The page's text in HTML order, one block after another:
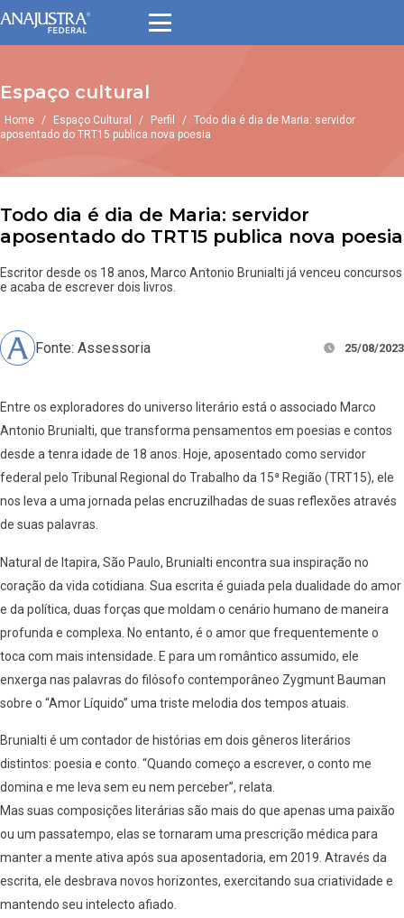
Espaço cultural
Home / Espaço Cultural / Perfil / Todo dia é dia de Maria: servidor
aposentado do TRT15 publica nova poesia
Todo dia é dia de Maria: servidor
aposentado do TRT15 publica nova poesia
Escritor desde os 18 anos, Marco Antonio Brunialti já venceu concursos
e acaba de escrever dois livros.
Fonte: Assessoria 25/08/2023
Entre os exploradores do universo literário está o associado Marco
Antonio Brunialti, que transforma pensamentos em poesias e contos
desde a tenra idade de 18 anos. Hoje, aposentado como servidor
federal pelo Tribunal Regional do Trabalho da 15ª Região (TRT15), ele
nos leva a uma jornada pelas encruzilhadas de suas reflexões através
de suas palavras.
Natural de Itapira, São Paulo, Brunialti encontra sua inspiração no
coração da vida cotidiana. Sua escrita é guiada pela dualidade do amor
e da política, duas forças que moldam o cenário humano de maneira
profunda e complexa. No entanto, é o amor que frequentemente o
toca com mais intensidade. E para um romântico assumido, ele
enxerga nas palavras do filósofo contemporâneo Zygmunt Bauman
sobre o “Amor Líquido” uma triste melodia dos tempos atuais.
Brunialti é um contador de histórias em dois gêneros literários
distintos: poesia e conto. “Quando começo a escrever, o conto me
domina e me leva sem eu nem perceber”, relata.
Mas suas composições literárias são mais do que apenas uma paixão
ou um passatempo, elas se tornaram uma prescrição médica para
manter a mente ativa após sua aposentadoria, em 2019. Através da
escrita, ele desbrava novos horizontes, exercitando sua criatividade e
mantendo seu intelecto afiado.